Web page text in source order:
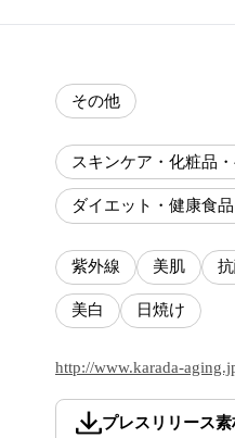
その他
スキンケア・化粧品
ダイエット・健康食
紫外線 美肌
美白 日焼け
http://www.karada-
プレスリリース素